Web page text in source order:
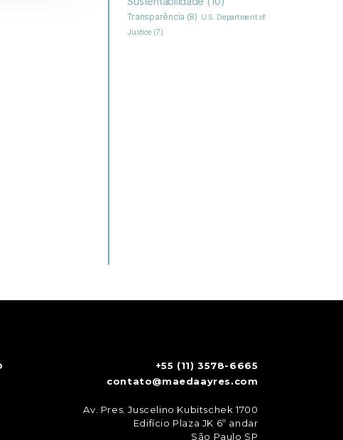
Transparência (8) U.S. Department of
Justice (7)
+55 (11) 3578-6665
contato@maedaayres.com
Av. Pres. Juscelino Kubitschek 1700
Edifício Plaza JK 6º andar
São Paulo SP